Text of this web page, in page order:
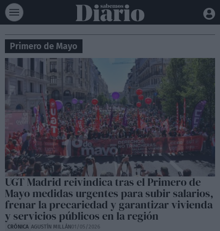
Primero de Mayo
UGT Madrid reivindica tras el Primero de
Mayo medidas urgentes para subir salarios,
frenar la precariedad y garantizar vivienda
y servicios públicos en la región
CRÓNICA AGUSTÍN MILLÁN01/05/2026